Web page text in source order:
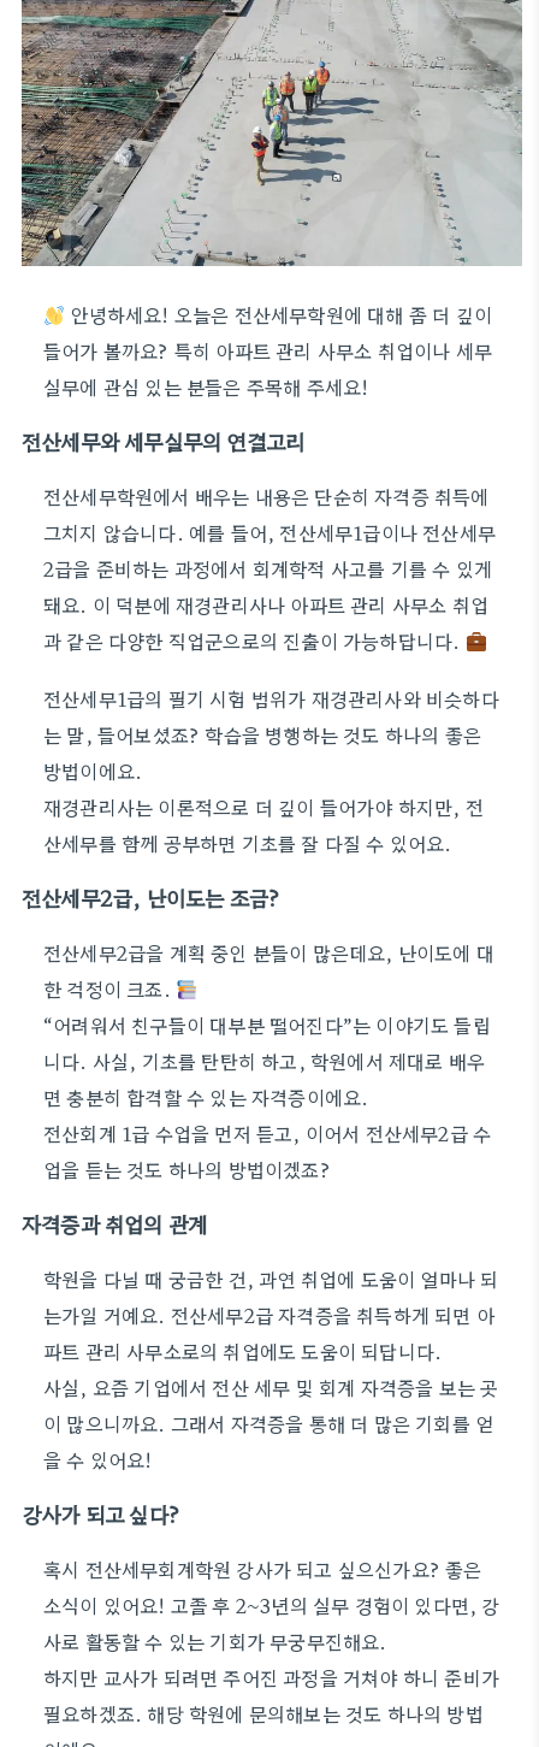
안녕하세요! 오늘은 전산세무학원에 대해 좀 더 깊이
들어가 볼까요? 특히 아파트 관리 사무소 취업이나 세무
실무에 관심 있는 분들은 주목해 주세요!
전산세무와 세무실무의 연결고리
전산세무학원에서 배우는 내용은 단순히 자격증 취득에
그치지 않습니다. 예를 들어, 전산세무1급이나 전산세무
2급을 준비하는 과정에서 회계학적 사고를 기를 수 있게
돼요. 이 덕분에 재경관리사나 아파트 관리 사무소 취업
과 같은 다양한 직업군으로의 진출이 가능하답니다.
전산세무1급의 필기 시험 범위가 재경관리사와 비슷하다
는 말, 들어보셨죠? 학습을 병행하는 것도 하나의 좋은
방법이에요.
재경관리사는 이론적으로 더 깊이 들어가야 하지만, 전
산세무를 함께 공부하면 기초를 잘 다질 수 있어요.
전산세무2급, 난이도는 조금?
전산세무2급을 계획 중인 분들이 많은데요, 난이도에 대
한 걱정이 크죠.
“어려워서 친구들이 대부분 떨어진다”는 이야기도 들립
니다. 사실, 기초를 탄탄히 하고, 학원에서 제대로 배우
면 충분히 합격할 수 있는 자격증이에요.
전산회계 1급 수업을 먼저 듣고, 이어서 전산세무2급 수
업을 듣는 것도 하나의 방법이겠죠?
자격증과 취업의 관계
학원을 다닐 때 궁금한 건, 과연 취업에 도움이 얼마나 되
는가일 거예요. 전산세무2급 자격증을 취득하게 되면 아
파트 관리 사무소로의 취업에도 도움이 되답니다.
사실, 요즘 기업에서 전산 세무 및 회계 자격증을 보는 곳
이 많으니까요. 그래서 자격증을 통해 더 많은 기회를 얻
을 수 있어요!
강사가 되고 싶다?
혹시 전산세무회계학원 강사가 되고 싶으신가요? 좋은
소식이 있어요! 고졸 후 2~3년의 실무 경험이 있다면, 강
사로 활동할 수 있는 기회가 무궁무진해요.
하지만 교사가 되려면 주어진 과정을 거쳐야 하니 준비가
필요하겠죠. 해당 학원에 문의해보는 것도 하나의 방법